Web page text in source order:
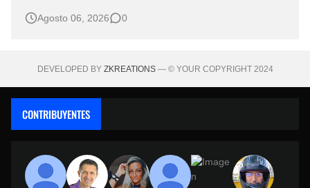
obras no necesitan levantar la voz para permanecer en la
Agosto 06, 2026 0
DEVELOPED BY ZKREATIONS— © YOUR COPYRIGHT 2024
CONTRIBUYENTES